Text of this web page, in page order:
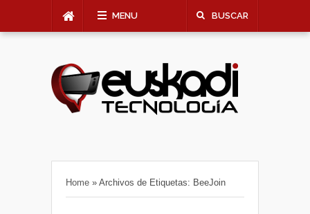
MENU BUSCAR
Home » Archivos de Etiquetas: BeeJoin